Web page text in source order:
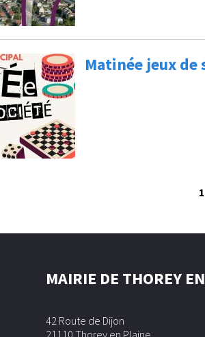
Matinée jeux de
1
MAIRIE DE THOREY
42 Route de Dijon
21110 Thorey en Plaine